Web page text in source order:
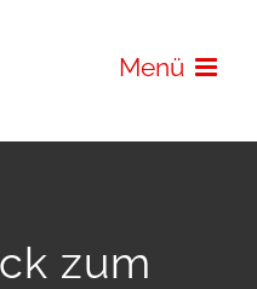
Menü
zum